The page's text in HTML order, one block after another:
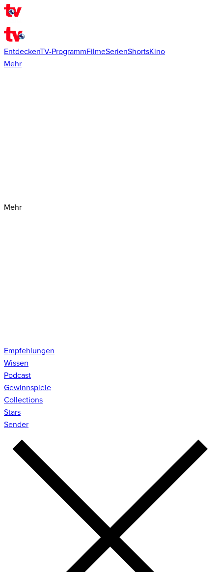
EntdeckenTV-ProgrammFilmeSerienShortsKino
Mehr
Mehr
Empfehlungen
Wissen
Podcast
Gewinnspiele
Collections
Stars
Sender